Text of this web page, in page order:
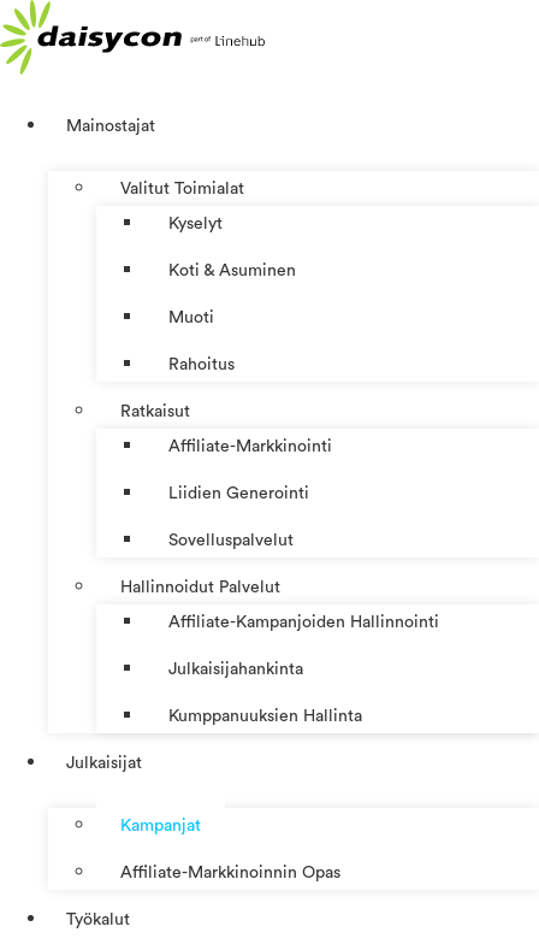
Mene
sisältöön
Mainostajat
Valitut Toimialat
Kyselyt
Koti & Asuminen
Muoti
Rahoitus
Ratkaisut
Affiliate-Markkinointi
Liidien Generointi
Sovelluspalvelut
Hallinnoidut Palvelut
Affiliate-Kampanjoiden Hallinnointi
Julkaisijahankinta
Kumppanuuksien Hallinta
Julkaisijat
Kampanjat
Affiliate-Markkinoinnin Opas
Työkalut